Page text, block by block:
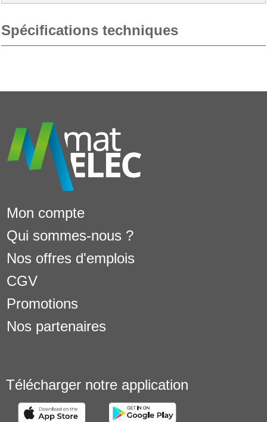
Spécifications techniques
Mon compte
Qui sommes-nous ?
Nos offres d'emplois
CGV
Promotions
Nos partenaires
Télécharger notre application